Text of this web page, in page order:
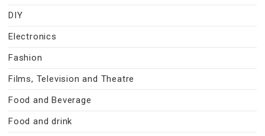
DIY
Electronics
Fashion
Films, Television and Theatre
Food and Beverage
Food and drink